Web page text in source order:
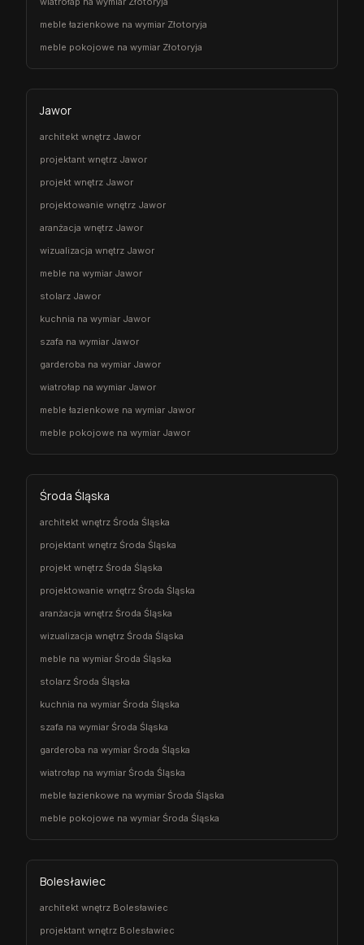
meble łazienkowe na wymiar Złotoryja
meble pokojowe na wymiar Złotoryja
Jawor
architekt wnętrz Jawor
projektant wnętrz Jawor
projekt wnętrz Jawor
projektowanie wnętrz Jawor
aranżacja wnętrz Jawor
wizualizacja wnętrz Jawor
meble na wymiar Jawor
stolarz Jawor
kuchnia na wymiar Jawor
szafa na wymiar Jawor
garderoba na wymiar Jawor
wiatrołap na wymiar Jawor
meble łazienkowe na wymiar Jawor
meble pokojowe na wymiar Jawor
Środa Śląska
architekt wnętrz Środa Śląska
projektant wnętrz Środa Śląska
projekt wnętrz Środa Śląska
projektowanie wnętrz Środa Śląska
aranżacja wnętrz Środa Śląska
wizualizacja wnętrz Środa Śląska
meble na wymiar Środa Śląska
stolarz Środa Śląska
kuchnia na wymiar Środa Śląska
szafa na wymiar Środa Śląska
garderoba na wymiar Środa Śląska
wiatrołap na wymiar Środa Śląska
meble łazienkowe na wymiar Środa Śląska
meble pokojowe na wymiar Środa Śląska
Bolesławiec
architekt wnętrz Bolesławiec
projektant wnętrz Bolesławiec